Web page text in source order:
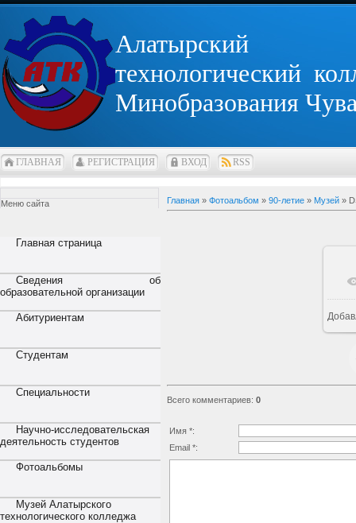
Алатырский
технологический
Минобразования
ГЛАВНАЯ РЕГИСТРАЦИЯ ВХОД RSS
Меню сайта
Главная страница
Сведения об
образовательной организации
Абитуриентам
Студентам
Специальности
Научно-исследовательская
деятельность студентов
Фотоальбомы
Музей Алатырского
технологического колледжа
Главная » Фотоальбом » 90-летие » Музей »
Всего комментариев: 0
Имя *:
Email *: